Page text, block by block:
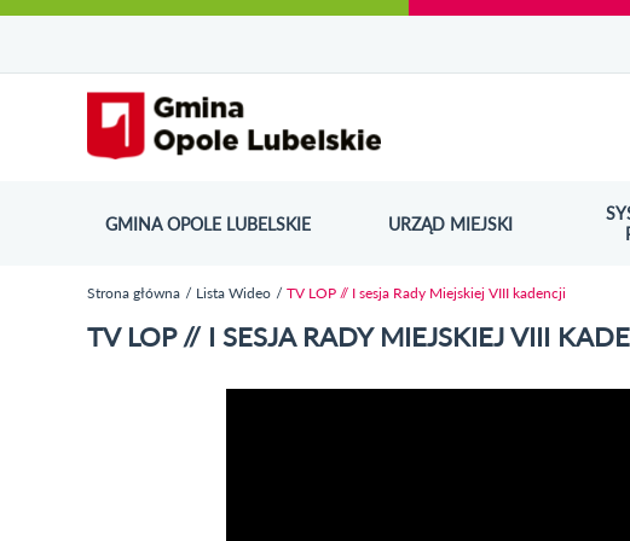
do
strony
do
menu
wyszukiwarki
ścieżki
nawigacyjnej
kategorii
aktualności
do
kalendarza
wydarzeń
do
galerii
do
stopki
GMINA OPOLE LUBELSKIE URZĄD MIEJSKIODNOŚNIK
Strona główna Lista Wideo TV LOP // I sesja Rady Miejskiej VIII kadencji
TV LOP // I SESJA RADY MIEJSKIEJ VIII